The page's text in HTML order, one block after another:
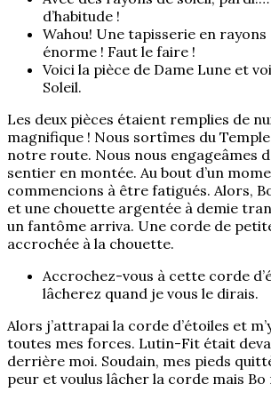
d’habitude !
Wahou! Une tapisserie en rayons
énorme ! Faut le faire !
Voici la pièce de Dame Lune et
Soleil.
Les deux pièces étaient remplies de
magnifique ! Nous sortîmes du
notre route. Nous nous engageâmes
sentier en montée. Au bout d’un
commencions à être fatigués. Alors,
et une chouette argentée à demie
un fantôme arriva. Une corde de
accrochée à la chouette.
Accrochez-vous à cette corde
lâcherez quand je vous le dirais.
Alors j’attrapai la corde d’étoiles et
toutes mes forces. Lutin-Fit était
derrière moi. Soudain, mes pieds
peur et voulus lâcher la corde mais Bo